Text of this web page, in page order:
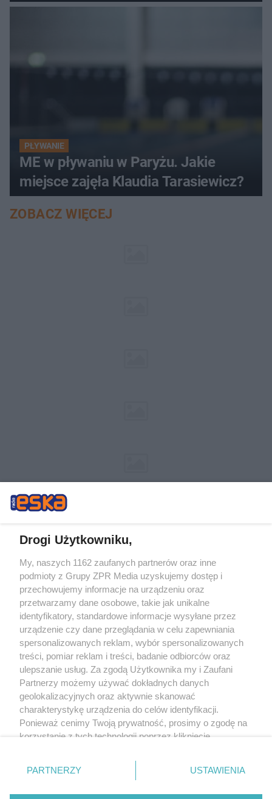
PŁYWANIE
ME w pływaniu w Paryżu. Jakie
miejsce zajęła Klaudia Tarasiewicz?
ZOBACZ WIĘCEJ
Żaden utwór zamieszczony w serwisie nie może być powielany i
rozpowszechniany lub dalej rozpowszechniany w jakikolwiek sposób (w
tym także elektroniczny lub mechaniczny) na jakimkolwiek polu
eksploatacji w jakiejkolwiek formie, włącznie z umieszczaniem w Internecie
bez pisemnej zgody właściciela praw. Jakiekolwiek użycie lub
wykorzystanie utworów w całości lub w części z naruszeniem prawa, tzn.
bez właściwej zgody, jest zabronione pod groźbą kary i może być ścigane
prawnie.
O nas
Drogi Użytkowniku,
My, naszych 1162 zaufanych partnerów oraz inne
podmioty z Grupy ZPR Media uzyskujemy dostęp i
przechowujemy informacje na urządzeniu oraz
przetwarzamy dane osobowe, takie jak unikalne
identyfikatory, standardowe informacje wysyłane przez
urządzenie czy dane przeglądania w celu zapewniania
spersonalizowanych reklam, wybór spersonalizowanych
treści, pomiar reklam i treści, badanie odbiorców oraz
ulepszanie usług. Za zgodą Użytkownika my i Zaufani
Partnerzy możemy używać dokładnych danych
geolokalizacyjnych oraz aktywnie skanować
charakterystykę urządzenia do celów identyfikacji.
Ponieważ cenimy Twoją prywatność, prosimy o zgodę na
korzystanie z tych technologii poprzez kliknięcie
zmienić/wycofać klikając przycisk ustawień prywatności
znajdujący się w lewym dolnym rogu strony
rodzaje przetwarzania danych nie wymagają zgody
PARTNERZY USTAWIENIA